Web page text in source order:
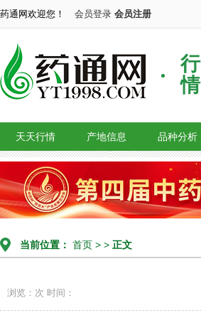
药通网欢迎您！ 会员登录 会员注册
行
情
天天行情 产地信息 品种分析
当前位置： 首页 > > 正文
浏览：次 时间：